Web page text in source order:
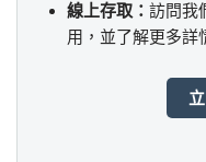
線上存取： 訪問我
用，並了解更多詳